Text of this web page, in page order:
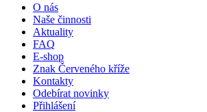
O nás
Naše činnosti
Aktuality
FAQ
E-shop
Znak Červeného kříže
Kontakty
Odebírat novinky
Přihlášení